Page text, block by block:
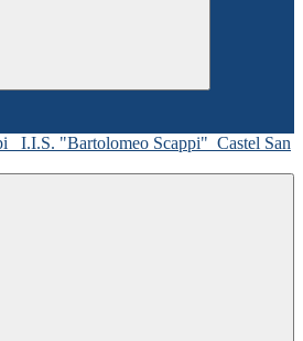
I.I.S. "Bartolomeo Scappi" Castel San